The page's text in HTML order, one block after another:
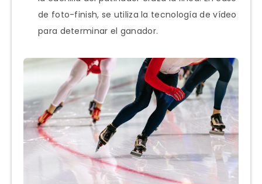
de foto-finish, se utiliza la tecnología de vídeo
para determinar el ganador.